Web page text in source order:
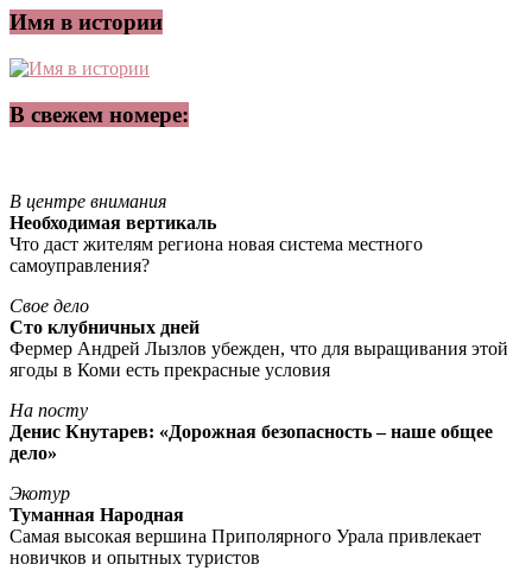
Имя в истории
В свежем номере:
В центре внимания
Необходимая вертикаль
Что даст жителям региона новая система местного
самоуправления?
Свое дело
Сто клубничных дней
Фермер Андрей Лызлов убежден, что для выращивания этой
ягоды в Коми есть прекрасные условия
На посту
Денис Кнутарев: «Дорожная безопасность – наше общее
дело»
Экотур
Туманная Народная
Самая высокая вершина Приполярного Урала привлекает
новичков и опытных туристов